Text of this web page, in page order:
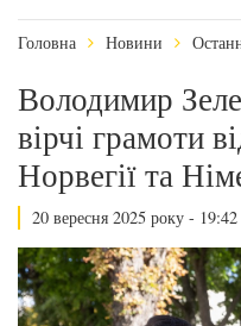
Головна Новини
Володимир
вірчі грамоти
Норвегії та
20 вересня 2025 року - 19:42